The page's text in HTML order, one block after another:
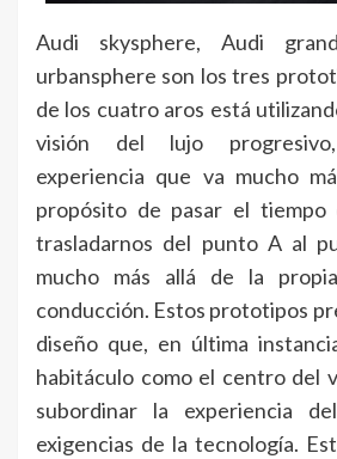
Audi skysphere, Audi
urbansphere son los tres
de los cuatro aros está
visión del lujo
experiencia que va mucho
propósito de pasar el
trasladarnos del punto A al
mucho más allá de la
conducción. Estos prototipos
diseño que, en última
habitáculo como el centro del
subordinar la experiencia
exigencias de la tecnología.